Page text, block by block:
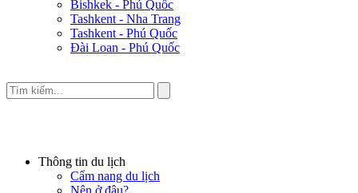
Bishkek - Phú Quốc
Tashkent - Nha Trang
Tashkent - Phú Quốc
Đài Loan - Phú Quốc
Thông tin du lịch
Cẩm nang du lịch
Nên ở đâu?